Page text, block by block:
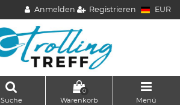
Anmelden Registrieren EUR
Suche
0
Warenkorb Menü